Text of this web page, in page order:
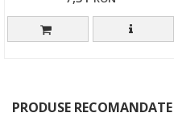
PRODUSE RECOMANDATE